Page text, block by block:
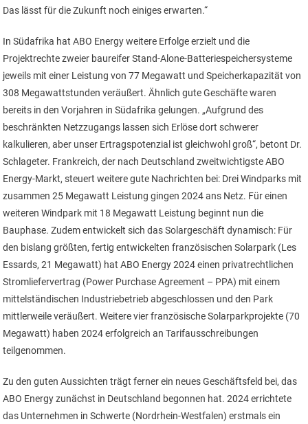
Das lässt für die Zukunft noch einiges erwarten.“
In Südafrika hat ABO Energy weitere Erfolge erzielt und die
Projektrechte zweier baureifer Stand-Alone-Batteriespeichersysteme
jeweils mit einer Leistung von 77 Megawatt und Speicherkapazität von
308 Megawattstunden veräußert. Ähnlich gute Geschäfte waren
bereits in den Vorjahren in Südafrika gelungen. „Aufgrund des
beschränkten Netzzugangs lassen sich Erlöse dort schwerer
kalkulieren, aber unser Ertragspotenzial ist gleichwohl groß“, betont Dr.
Schlageter. Frankreich, der nach Deutschland zweitwichtigste ABO
Energy-Markt, steuert weitere gute Nachrichten bei: Drei Windparks mit
zusammen 25 Megawatt Leistung gingen 2024 ans Netz. Für einen
weiteren Windpark mit 18 Megawatt Leistung beginnt nun die
Bauphase. Zudem entwickelt sich das Solargeschäft dynamisch: Für
den bislang größten, fertig entwickelten französischen Solarpark (Les
Essards, 21 Megawatt) hat ABO Energy 2024 einen privatrechtlichen
Stromliefervertrag (Power Purchase Agreement – PPA) mit einem
mittelständischen Industriebetrieb abgeschlossen und den Park
mittlerweile veräußert. Weitere vier französische Solarparkprojekte (70
Megawatt) haben 2024 erfolgreich an Tarifausschreibungen
teilgenommen.
Zu den guten Aussichten trägt ferner ein neues Geschäftsfeld bei, das
ABO Energy zunächst in Deutschland begonnen hat. 2024 errichtete
das Unternehmen in Schwerte (Nordrhein-Westfalen) erstmals ein